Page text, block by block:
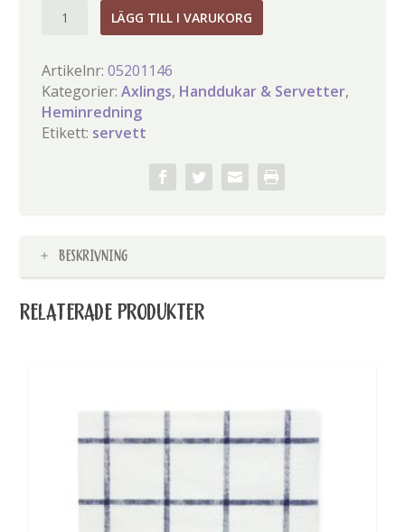
Axlings
Pappservett
marin
mängd
LÄGG TILL I VARUKORG
Artikelnr:05201146
Kategorier:Axlings, Handdukar & Servetter,
Heminredning
Etikett: servett
BESKRIVNING
RELATERADE PRODUKTER